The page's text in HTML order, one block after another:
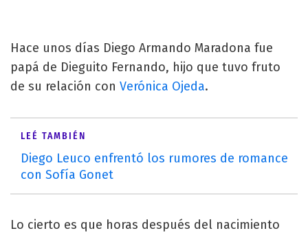
Hace unos días Diego Armando Maradona fue
papá de Dieguito Fernando, hijo que tuvo fruto
de su relación con Verónica Ojeda.
LEÉ TAMBIÉN
Diego Leuco enfrentó los rumores de romance
con Sofía Gonet
Lo cierto es que horas después del nacimiento